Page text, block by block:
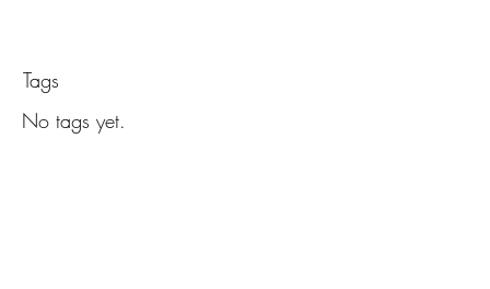
Tags
No tags yet.